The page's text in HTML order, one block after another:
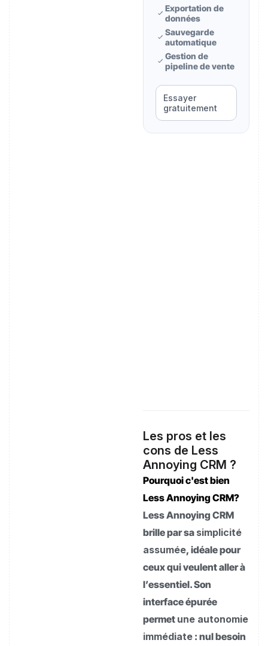
Exportation de
données
Sauvegarde
automatique
Gestion de
pipeline de vente
Essayer
gratuitement
Les pros et les
cons de Less
Annoying CRM ?
Pourquoi c'est bien
Less Annoying CRM?
Less Annoying CRM
brille par sa simplicité
assumée, idéale pour
ceux qui veulent aller à
l’essentiel. Son
interface épurée
permet une autonomie
immédiate : nul besoin